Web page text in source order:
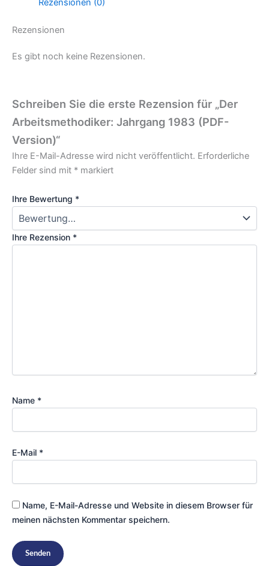
Rezensionen (0)
Rezensionen
Es gibt noch keine Rezensionen.
Schreiben Sie die erste Rezension für „Der
Arbeitsmethodiker: Jahrgang 1983 (PDF-
Version)​​“
Ihre E-Mail-Adresse wird nicht veröffentlicht. Erforderliche
Felder sind mit * markiert
Ihre Bewertung *
Ihre Rezension *
Name *
E-Mail *
Name, E-Mail-Adresse und Website in diesem Browser für
meinen nächsten Kommentar speichern.